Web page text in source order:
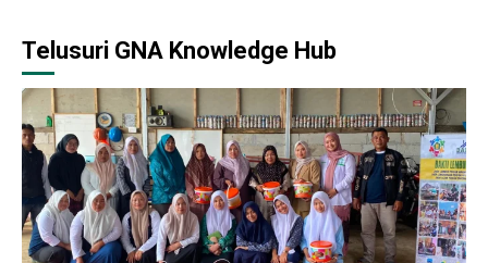
Telusuri GNA Knowledge Hub